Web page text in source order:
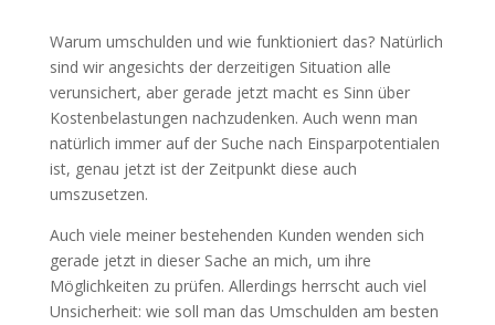
Warum umschulden und wie funktioniert das? Natürlich
sind wir angesichts der derzeitigen Situation alle
verunsichert, aber gerade jetzt macht es Sinn über
Kostenbelastungen nachzudenken. Auch wenn man
natürlich immer auf der Suche nach Einsparpotentialen
ist, genau jetzt ist der Zeitpunkt diese auch
umszusetzen.
Auch viele meiner bestehenden Kunden wenden sich
gerade jetzt in dieser Sache an mich, um ihre
Möglichkeiten zu prüfen. Allerdings herrscht auch viel
Unsicherheit: wie soll man das Umschulden am besten